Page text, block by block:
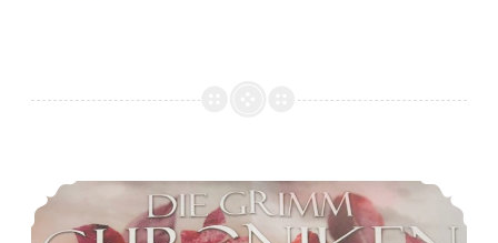
*Rezension* -> Die Grimm-Chroniken (Band 1): Die Apfelprinzessin von Maya Shepherd